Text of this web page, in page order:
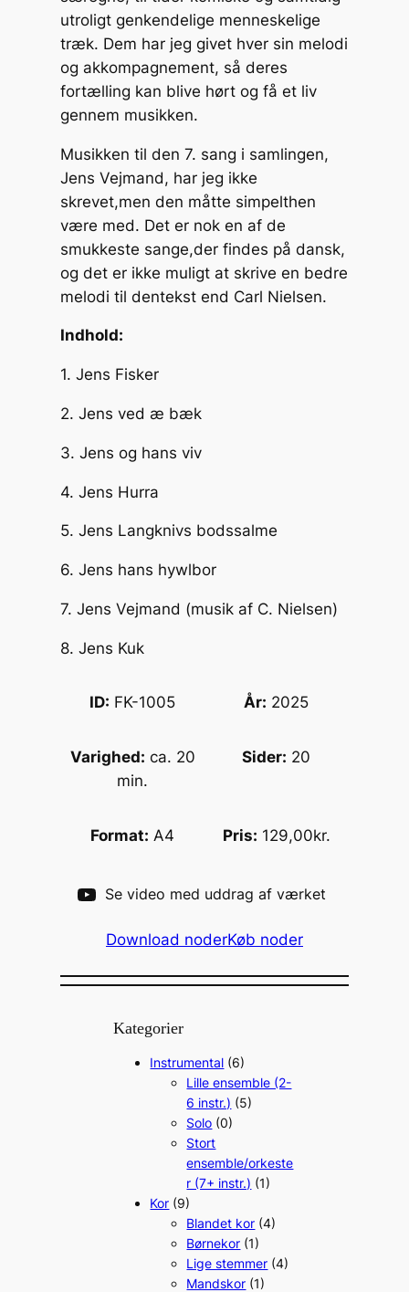
utroligt genkendelige menneskelige
træk. Dem har jeg givet hver sin melodi
og akkompagnement, så deres
fortælling kan blive hørt og få et liv
gennem musikken.
Musikken til den 7. sang i samlingen,
Jens Vejmand, har jeg ikke
skrevet,men den måtte simpelthen
være med. Det er nok en af de
smukkeste sange,der findes på dansk,
og det er ikke muligt at skrive en bedre
melodi til dentekst end Carl Nielsen.
Indhold:
1. Jens Fisker
2. Jens ved æ bæk
3. Jens og hans viv
4. Jens Hurra
5. Jens Langknivs bodssalme
6. Jens hans hywlbor
7. Jens Vejmand (musik af C. Nielsen)
8. Jens Kuk
ID: FK-1005 År: 2025
Varighed: ca. 20
min.
Sider: 20
Format: A4 Pris: 129,00kr.
Se video med uddrag af værket
Download noderKøb noder
Kategorier
Instrumental (6)
Lille ensemble (2-
6 instr.) (5)
Solo (0)
Stort
ensemble/orkeste
r (7+ instr.) (1)
Kor (9)
Blandet kor (4)
Børnekor (1)
Lige stemmer (4)
Mandskor (1)